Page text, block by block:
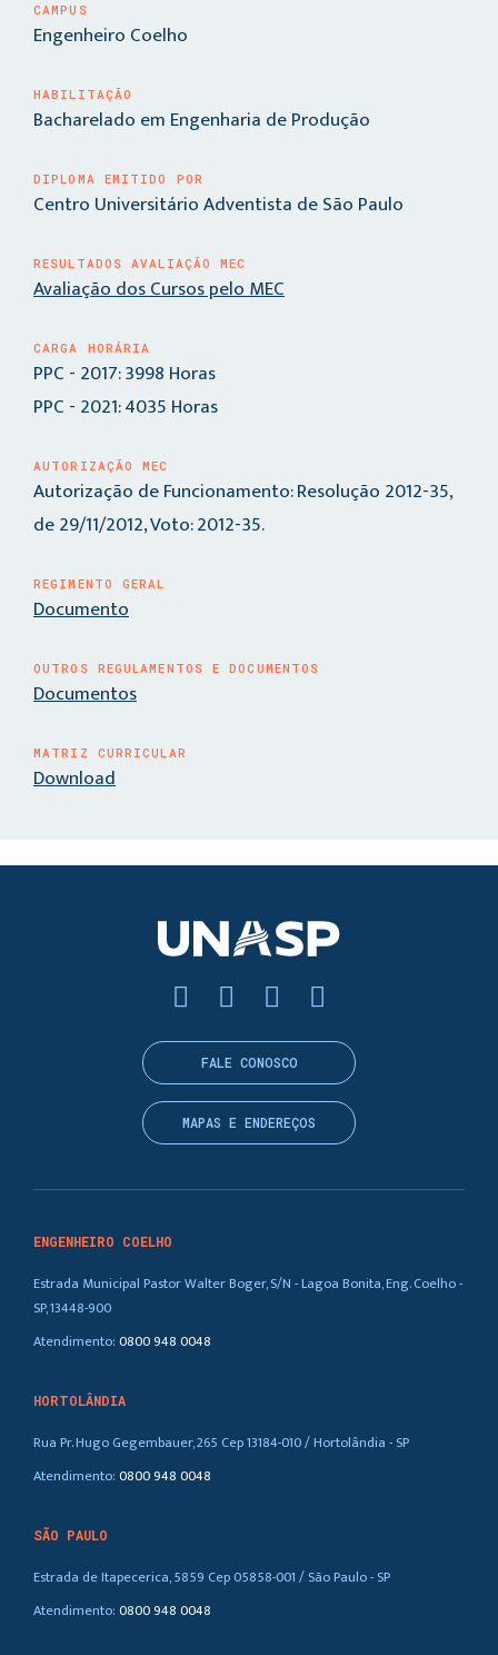
CAMPUS
Engenheiro Coelho
HABILITAÇÃO
Bacharelado em Engenharia de Produção
DIPLOMA EMITIDO POR
Centro Universitário Adventista de São Paulo
RESULTADOS AVALIAÇÃO MEC
Avaliação dos Cursos pelo MEC
CARGA HORÁRIA
PPC - 2017: 3998 Horas
PPC - 2021: 4035 Horas
AUTORIZAÇÃO MEC
Autorização de Funcionamento: Resolução 2012-35,
de 29/11/2012, Voto: 2012-35.
REGIMENTO GERAL
Documento
OUTROS REGULAMENTOS E DOCUMENTOS
Documentos
MATRIZ CURRICULAR
Download
ENGENHEIRO COELHO
Estrada Municipal Pastor Walter Boger, S/N - Lagoa Bonita, Eng. Coelho -
SP, 13448-900
Atendimento:0800 948 0048
HORTOLÂNDIA
Rua Pr. Hugo Gegembauer, 265 Cep 13184-010 / Hortolândia - SP
Atendimento:0800 948 0048
SÃO PAULO
Estrada de Itapecerica, 5859 Cep 05858-001 / São Paulo - SP
Atendimento:0800 948 0048
FALE CONOSCO
MAPAS E ENDEREÇOS